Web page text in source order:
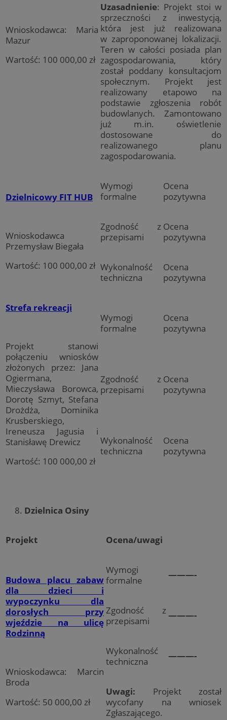
Wnioskodawca: Maria
Mazur
Wartość: 100 000,00 zł
Uzasadnienie: Projekt stoi w
sprzeczności z inwestycją,
która jest już realizowana
w zaproponowanej lokalizacji.
Teren w całości posiada plan
zagospodarowania, który
został poddany konsultacjom
społecznym. Projekt jest
realizowany etapowo na
podstawie zgłoszenia robót
budowlanych. Zamontowano
już m.in. oświetlenie
dostosowane do
realizowanego planu
zagospodarowania.
Dzielnicowy FIT HUB
Wnioskodawca
Przemysław Biegała
Wartość: 100 000,00 zł
Wymogi
formalne
Ocena
pozytywna
Zgodność z
przepisami
Ocena
pozytywna
Wykonalność
techniczna
Ocena
pozytywna
Strefa rekreacji
Projekt stanowi
połączeniu wniosków
złożonych przez: Jana
Ogiermana,
Mieczysława Borowca,
Dorotę Szmyt, Stefana
Drożdża, Dominika
Krusberskiego,
Ireneusza Jagusia i
Stanisławę Drewicz
Wartość: 100 000,00 zł
Wymogi
formalne
Ocena
pozytywna
Zgodność z
przepisami
Ocena
pozytywna
Wykonalność
techniczna
Ocena
pozytywna
Dzielnica Osiny
Projekt Ocena/uwagi
Budowa placu zabaw
dla dzieci i
wypoczynku dla
dorosłych przy
wjeździe na ulicę
Rodzinną
Wnioskodawca: Marcin
Broda
Wartość: 50 000,00 zł
Wymogi
formalne
———-
Zgodność z
przepisami
———-
Wykonalność
techniczna
———-
Uwagi: Projekt został
wycofany na wniosek
Zgłaszającego.